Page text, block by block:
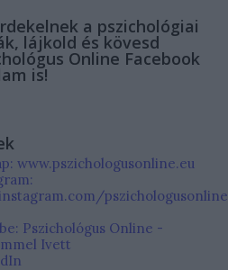
a pszichológiai
lájkold és kövesd
Online Facebook
is!
www.pszichologusonline.eu
pszichologusonline
Pszichológus Online -
Ivett